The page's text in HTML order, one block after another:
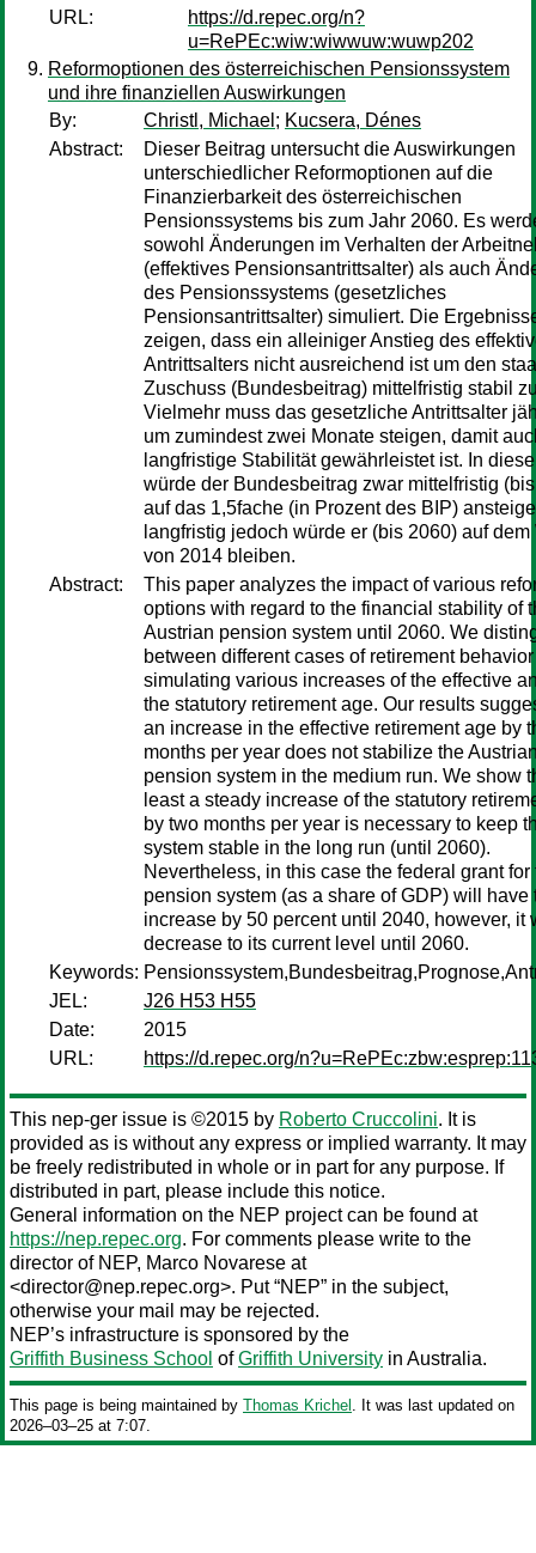
URL:
https://d.repec.org/n?
u=RePEc:wiw:wiwwuw:wuwp202
Reformoptionen des österreichischen Pensionssystem
und ihre finanziellen Auswirkungen
By:
Christl, Michael ; Kucsera, Dénes
Abstract:
Dieser Beitrag untersucht die Auswirkungen
unterschiedlicher Reformoptionen auf die
Finanzierbarkeit des österreichischen
Pensionssystems bis zum Jahr 2060. Es
sowohl Änderungen im Verhalten der
(effektives Pensionsantrittsalter) als auch
des Pensionssystems (gesetzliches
Pensionsantrittsalter) simuliert. Die
zeigen, dass ein alleiniger Anstieg des
Antrittsalters nicht ausreichend ist um den
Zuschuss (Bundesbeitrag) mittelfristig stabil
Vielmehr muss das gesetzliche Antrittsalter
um zumindest zwei Monate steigen, damit
langfristige Stabilität gewährleistet ist. In
würde der Bundesbeitrag zwar mittelfristig
auf das 1,5fache (in Prozent des BIP)
langfristig jedoch würde er (bis 2060) auf dem
von 2014 bleiben.
Abstract:
This paper analyzes the impact of various
options with regard to the financial stability of
Austrian pension system until 2060. We
between different cases of retirement
simulating various increases of the effective
the statutory retirement age. Our results
an increase in the effective retirement age by
months per year does not stabilize the
pension system in the medium run. We show
least a steady increase of the statutory
by two months per year is necessary to keep
system stable in the long run (until 2060).
Nevertheless, in this case the federal grant for
pension system (as a share of GDP) will have
increase by 50 percent until 2040, however, it
decrease to its current level until 2060.
Keywords:
JEL:
J26 H53 H55
Date:
2015
URL:
https://d.repec.org/
This nep-ger issue is ©2015 by Roberto Cruccolini. It is
provided as is without any express or implied warranty. It may
be freely redistributed in whole or in part for any purpose. If
distributed in part, please include this notice.
General information on the NEP project can be found at
https://nep.repec.org. For comments please write to the
director of NEP, Marco Novarese at
<director@nep.repec.org>. Put “NEP” in the subject,
otherwise your mail may be rejected.
NEP’s infrastructure is sponsored by the
Griffith Business School ofGriffith University in Australia.
This page is being maintained by Thomas Krichel . It was last updated on
2026‒03‒25 at 7:07.